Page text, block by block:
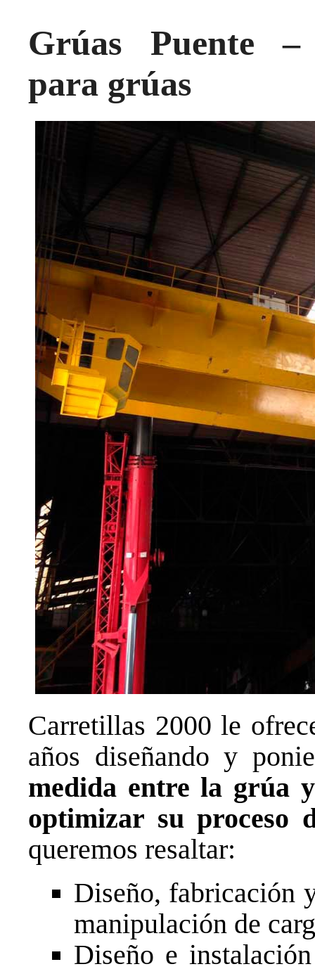
Grúas Puente –
para grúas
Carretillas 2000 le
años diseñando y
medida entre la grúa
optimizar su proceso
queremos resaltar:
Diseño, fabricación
manipulación de
Diseño e